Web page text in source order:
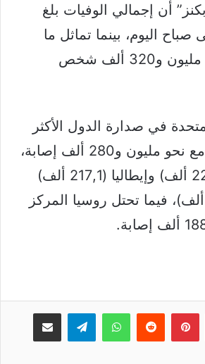
أن إجمالي الوفيات بلغ
حتى صباح اليوم، بينما تماثل ما
مجموعه أكثر من مليون و320 ألف شخص
في صدارة الدول الأكثر
تضررا بالفيروس مع نحو مليون و280 ألف إصابة،
تليها إسبانبا (222,8 ألف) وإيطاليا (217,1 ألف)
وبريطانيا (212,6 ألف)، فيما تحتل روسيا المركز
بينتيريست واتسابتيلقرام مشاركة عبر البريد